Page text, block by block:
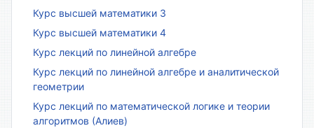
Курс высшей математики 3
Курс высшей математики 4
Курс лекций по линейной алгебре
Курс лекций по линейной алгебре и аналитической
геометрии
Курс лекций по математической логике и теории
алгоритмов (Алиев)